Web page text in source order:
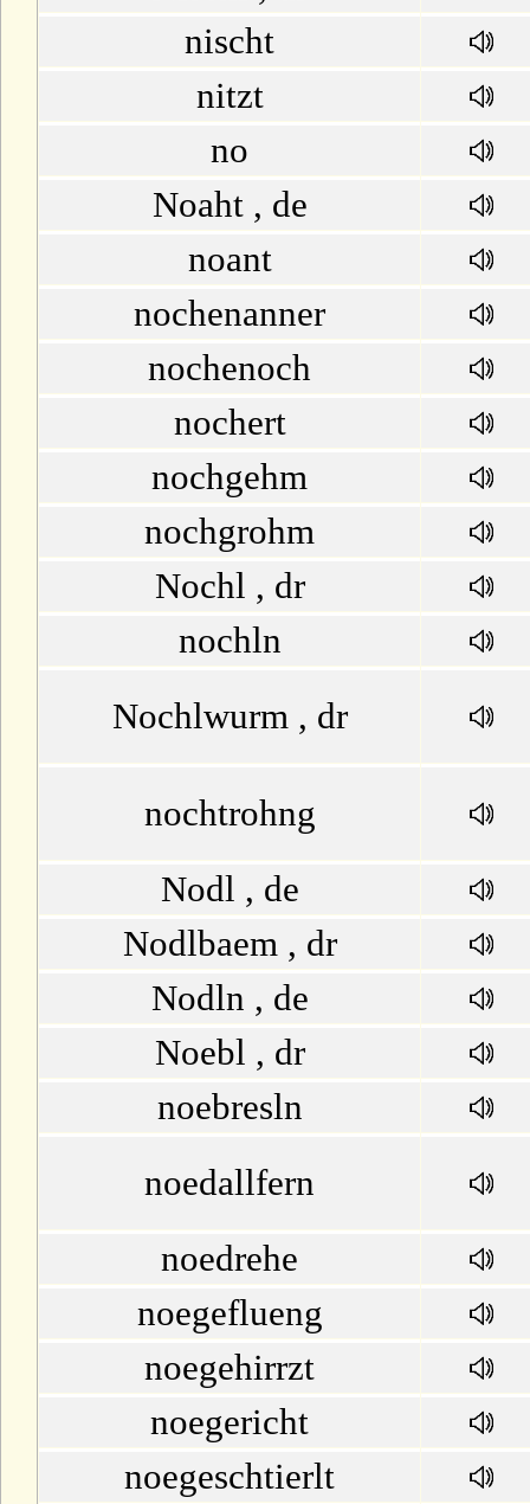
nischt
nitzt
no
Noaht , de
noant
nochenanner
nochenoch
nochert
nochgehm
nochgrohm
Nochl , dr
nochln
Nochlwurm , dr
nochtrohng
Nodl , de
Nodlbaem , dr
Nodln , de
Noebl , dr
noebresln
noedallfern
noedrehe
noegeflueng
noegehirrzt
noegericht
noegeschtierlt